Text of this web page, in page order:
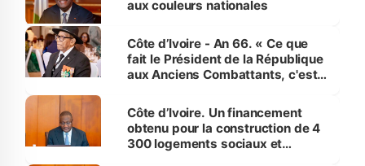
aux couleurs nationales
Côte d’Ivoire - An 66. « Ce que
fait le Président de la République
aux Anciens Combattants, c'est
Côte d’Ivoire. Un financement
obtenu pour la construction de 4
300 logements sociaux et